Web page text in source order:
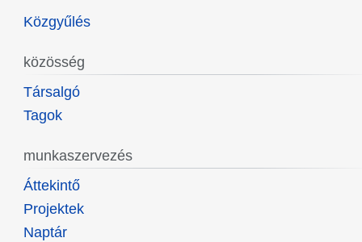
Közgyűlés
közösség
Társalgó
Tagok
munkaszervezés
Áttekintő
Projektek
Naptár